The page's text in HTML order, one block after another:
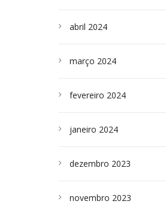
abril 2024
março 2024
fevereiro 2024
janeiro 2024
dezembro 2023
novembro 2023